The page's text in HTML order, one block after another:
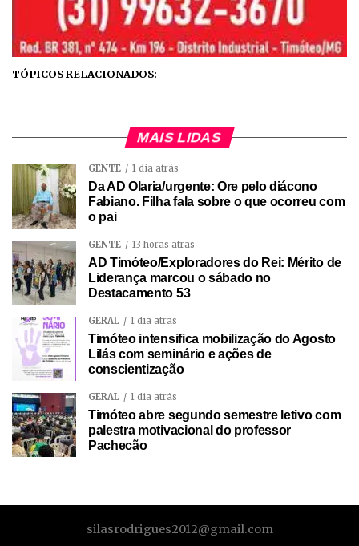
TÓPICOS RELACIONADOS:
MAIS LIDAS
GENTE 1 dia atrás
Da AD Olaria/urgente: Ore pelo diácono
Fabiano. Filha fala sobre o que ocorreu com
o pai
GENTE 13 horas atrás
AD Timóteo/Exploradores do Rei: Mérito de
Liderança marcou o sábado no
Destacamento 53
GERAL 1 dia atrás
Timóteo intensifica mobilização do Agosto
Lilás com seminário e ações de
conscientização
GERAL 1 dia atrás
Timóteo abre segundo semestre letivo com
palestra motivacional do professor
Pachecão
silasrodrigues2012@gmail.com